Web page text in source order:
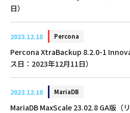
日）
2023.12.18 Percona
Percona XtraBackup 8.2.0-1
ス日：2023年12月11日）
2023.12.18 MariaDB
MariaDB MaxScale 23.02.8 GA版（